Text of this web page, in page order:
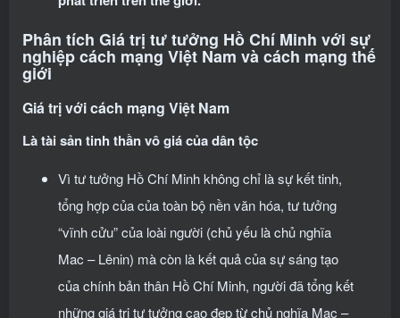
Phân tích Giá trị tư tưởng Hồ Chí Minh với sự
nghiệp cách mạng Việt Nam và cách mạng thế
giới
Giá trị với cách mạng Việt Nam
Là tài sản tinh thần vô giá của dân tộc
Vì tư tưởng Hồ Chí Minh không chỉ là sự kết tinh,
tổng hợp của của toàn bộ nền văn hóa, tư tưởng
“vĩnh cửu” của loài người (chủ yếu là chủ nghĩa
Mac – Lênin) mà còn là kết quả của sự sáng tạo
của chính bản thân Hồ Chí Minh, người đã tổng kết
những giá trị tư tưởng cao đẹp từ chủ nghĩa Mac –